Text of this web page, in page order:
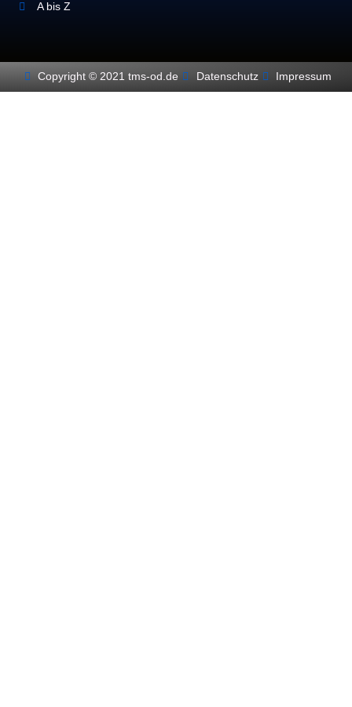
A bis Z
Copyright © 2021 tms-od.de Datenschutz Impressum